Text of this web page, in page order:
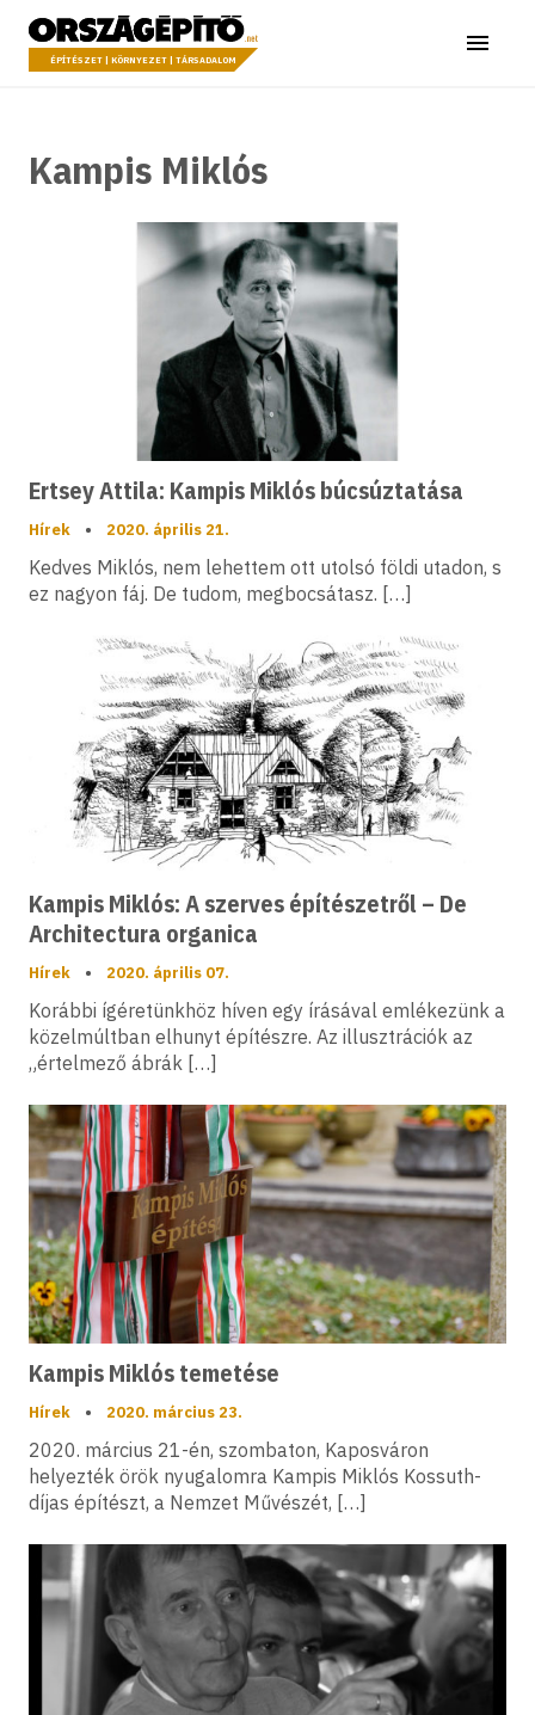
a tartalomhoz
Országépítő
ÉPÍTÉSZET | KÖRNYEZET | TÁRSADALOM Menü
Kampis Miklós
Ertsey Attila: Kampis Miklós búcsúztatása
Hírek • 2020. április 21.
Kedves Miklós, nem lehettem ott utolsó földi utadon, s
ez nagyon fáj. De tudom, megbocsátasz. […]
Kampis Miklós: A szerves építészetről – De
Architectura organica
Hírek • 2020. április 07.
Korábbi ígéretünkhöz híven egy írásával emlékezünk a
közelmúltban elhunyt építészre. Az illusztrációk az
„értelmező ábrák […]
Kampis Miklós temetése
Hírek • 2020. március 23.
2020. március 21-én, szombaton, Kaposváron
helyezték örök nyugalomra Kampis Miklós Kossuth-
díjas építészt, a Nemzet Művészét, […]